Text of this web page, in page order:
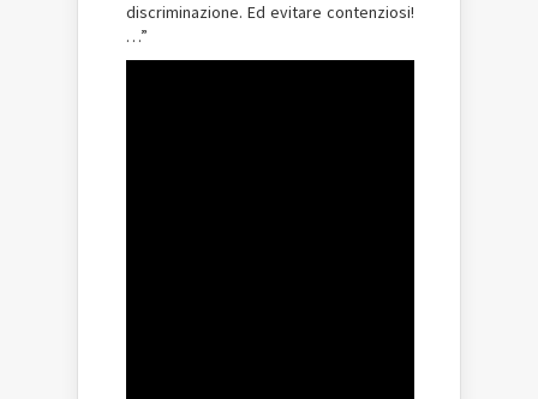
discriminazione. Ed evitare contenziosi!
…”